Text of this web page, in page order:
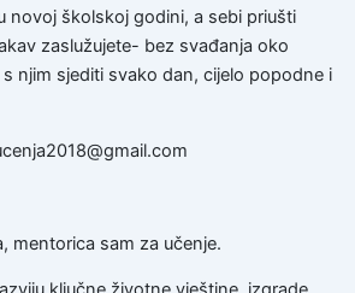
novoj školskoj godini, a sebi priušti
zaslužujete- bez svađanja oko
njim sjediti svako dan, cijelo popodne i
mentorica sam za učenje.